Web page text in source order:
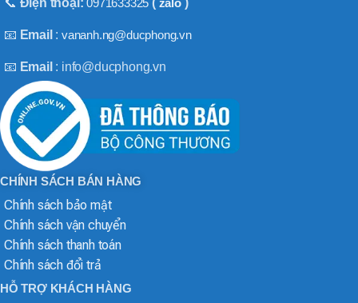
📞 Điện thoại:0971633325 ( zalo)
📧 Email :vananh.ng@ducphong.vn
📧 Email : info@ducphong.vn
CHÍNH SÁCH BÁN HÀNG
Chính sách bảo mật
Chính sách vận chuyển
Chính sách thanh toán
Chính sách đổi trả
HỖ TRỢ KHÁCH HÀNG